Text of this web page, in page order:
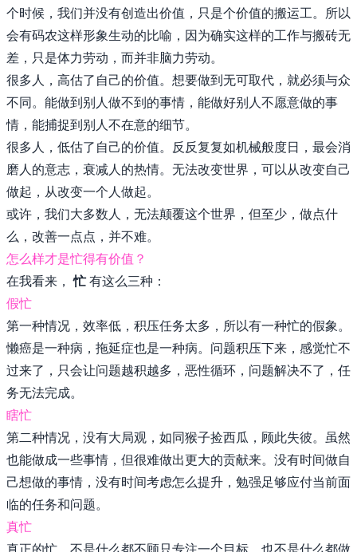
🌙 Night
❄️ Winter
🕶️ Dim
个时候，我们并没有创造出价值，只是个价值的搬运工。所以
会有码农这样形象生动的比喻，因为确实这样的工作与搬砖无
差，只是体力劳动，而并非脑力劳动。
很多人，高估了自己的价值。想要做到无可取代，就必须与众
不同。能做到别人做不到的事情，能做好别人不愿意做的事
情，能捕捉到别人不在意的细节。
很多人，低估了自己的价值。反反复复如机械般度日，最会消
磨人的意志，衰减人的热情。无法改变世界，可以从改变自己
做起，从改变一个人做起。
或许，我们大多数人，无法颠覆这个世界，但至少，做点什
么，改善一点点，并不难。
怎么样才是忙得有价值？
在我看来，忙有这么三种：
假忙
第一种情况，效率低，积压任务太多，所以有一种忙的假象。
懒癌是一种病，拖延症也是一种病。问题积压下来，感觉忙不
过来了，只会让问题越积越多，恶性循环，问题解决不了，任
务无法完成。
瞎忙
第二种情况，没有大局观，如同猴子捡西瓜，顾此失彼。虽然
也能做成一些事情，但很难做出更大的贡献来。没有时间做自
己想做的事情，没有时间考虑怎么提升，勉强足够应付当前面
临的任务和问题。
真忙